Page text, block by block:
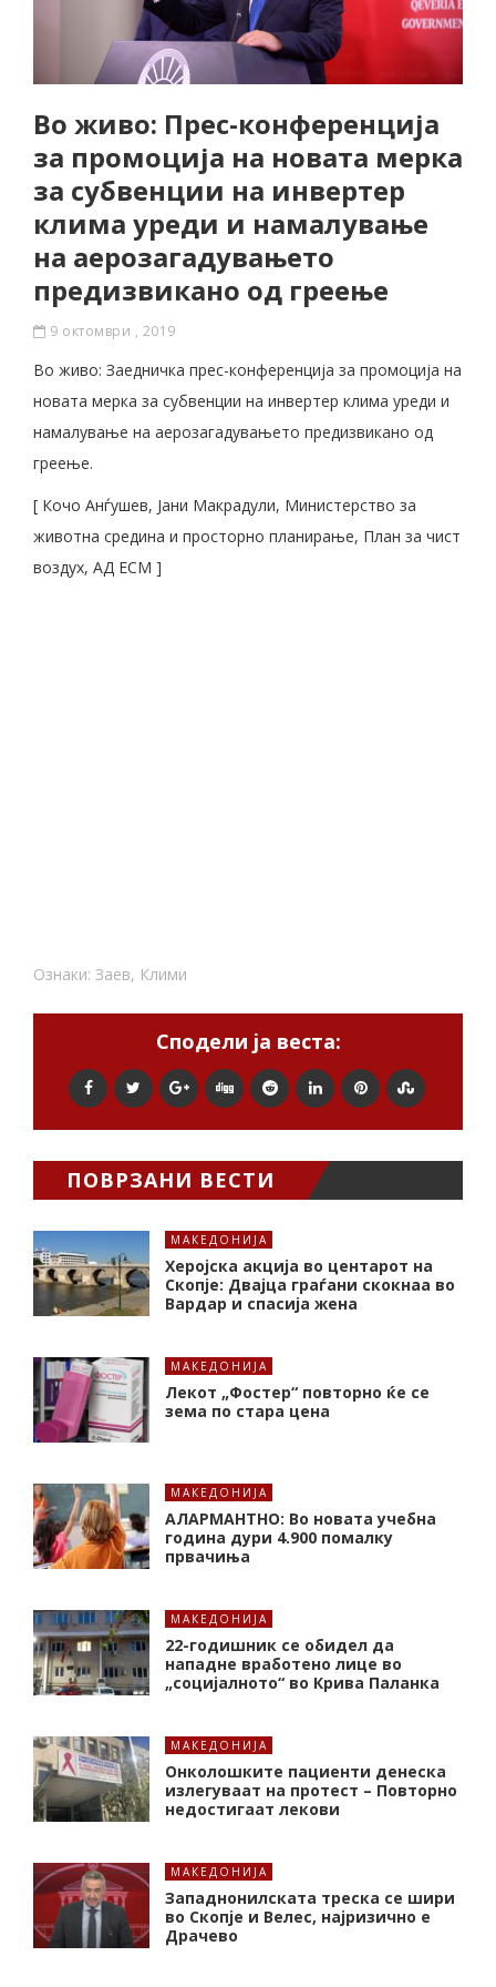
Во живо: Прес-конференција
за промоција на новата мерка
за субвенции на инвертер
клима уреди и намалување
на аерозагадувањето
предизвикано од греење
9 октомври , 2019
Во живо: Заедничка прес-конференција за промоција на
новата мерка за субвенции на инвертер клима уреди и
намалување на аерозагадувањето предизвикано од
греење.
[ Кочо Анѓушев, Јани Макрадули, Министерство за
животна средина и просторно планирање, План за чист
воздух, АД ЕСМ ]
Ознаки: Заев, Клими
Сподели ја веста:
ПОВРЗАНИ ВЕСТИ
МАКЕДОНИЈА
Херојска акција во центарот на
Скопје: Двајца граѓани скокнаа во
Вардар и спасија жена
МАКЕДОНИЈА
Лекот „Фостер“ повторно ќе се
зема по стара цена
МАКЕДОНИЈА
АЛАРМАНТНО: Во новата учебна
година дури 4.900 помалку
првачиња
МАКЕДОНИЈА
22-годишник се обидел да
нападне вработено лице во
„социјалното“ во Крива Паланка
МАКЕДОНИЈА
Онколошките пациенти денеска
излегуваат на протест – Повторно
недостигаат лекови
МАКЕДОНИЈА
Западнонилската треска се шири
во Скопје и Велес, најризично е
Драчево